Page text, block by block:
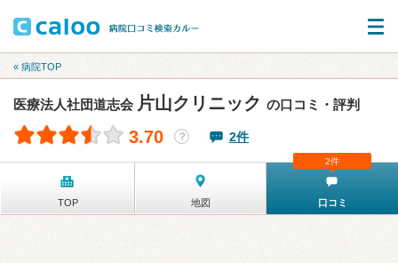
« 病院TOP
医療法人社団道志会 片山クリニック の口コミ・評判
3.70 ？ 2件
TOP 地図 口コミ
2件